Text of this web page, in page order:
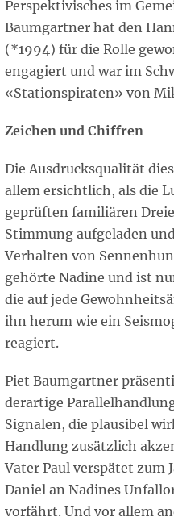
Perspektivisches im
Baumgartner hat den
(*1994) für die Rolle
engagiert und war im
«Stationspiraten» von
Zeichen und Chiffren
Die Ausdrucksqualität
allem ersichtlich, als die
geprüften familiären
Stimmung aufgeladen
Verhalten von
gehörte Nadine und ist
die auf jede
ihn herum wie ein
reagiert.
Piet Baumgartner
derartige
Signalen, die plausibel
Handlung zusätzlich
Vater Paul verspätet zum
Daniel an Nadines
vorfährt. Und vor allem